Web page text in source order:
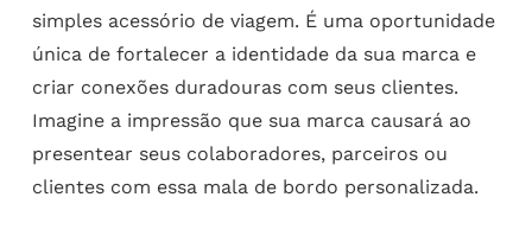
simples acessório de viagem. É uma oportunidade
única de fortalecer a identidade da sua marca e
criar conexões duradouras com seus clientes.
Imagine a impressão que sua marca causará ao
presentear seus colaboradores, parceiros ou
clientes com essa mala de bordo personalizada.